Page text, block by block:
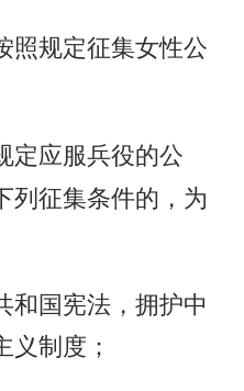
照规定征集女性公
定应服兵役的公
列征集条件的，为
和国宪法，拥护中
制度；